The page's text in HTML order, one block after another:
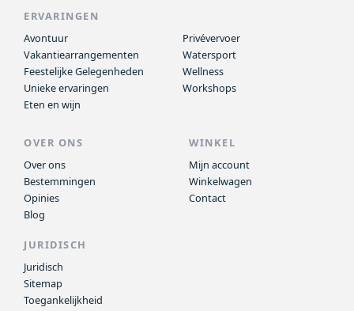
ERVARINGEN
Avontuur
Vakantiearrangementen
Feestelijke Gelegenheden
Unieke ervaringen
Eten en wijn
Privévervoer
Watersport
Wellness
Workshops
OVER ONS
Over ons
Bestemmingen
Opinies
Blog
WINKEL
Mijn account
Winkelwagen
Contact
JURIDISCH
Juridisch
Sitemap
Toegankelijkheid